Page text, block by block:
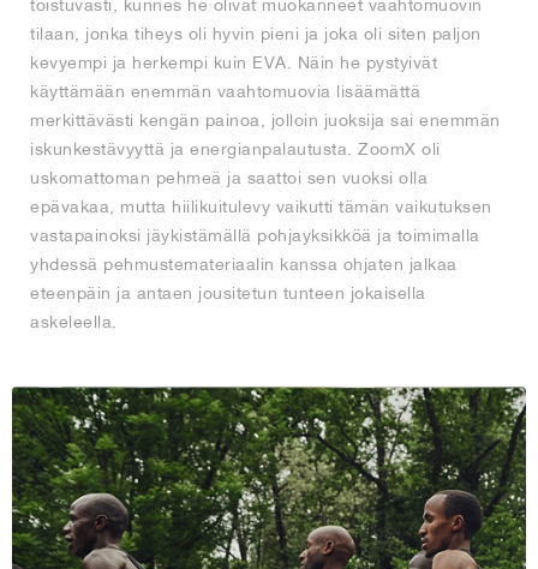
toistuvasti, kunnes he olivat muokanneet vaahtomuovin
tilaan, jonka tiheys oli hyvin pieni ja joka oli siten paljon
kevyempi ja herkempi kuin EVA. Näin he pystyivät
käyttämään enemmän vaahtomuovia lisäämättä
merkittävästi kengän painoa, jolloin juoksija sai enemmän
iskunkestävyyttä ja energianpalautusta. ZoomX oli
uskomattoman pehmeä ja saattoi sen vuoksi olla
epävakaa, mutta hiilikuitulevy vaikutti tämän vaikutuksen
vastapainoksi jäykistämällä pohjayksikköä ja toimimalla
yhdessä pehmustemateriaalin kanssa ohjaten jalkaa
eteenpäin ja antaen jousitetun tunteen jokaisella
askeleella.